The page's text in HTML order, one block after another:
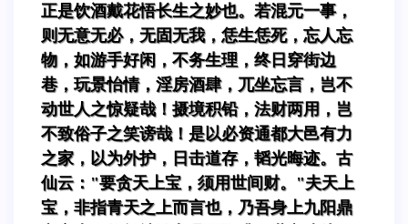
正是饮酒戴花悟长生之妙也。若混元一事，
则无意无必，无固无我，恁生恁死，忘人忘
物，如游手好闲，不务生理，终日穿街边
巷，玩景怡情，淫房酒肆，兀坐忘言，岂不
动世人之惊疑哉！摄境积铅，法财两用，岂
不致俗子之笑谤哉！是以必资通都大邑有力
之家，以为外护，日击道存，韬光晦迹。古
仙云："要贪天上宝，须用世间财。"夫天上
宝，非指青天之上而言也，乃吾身上九阳鼎